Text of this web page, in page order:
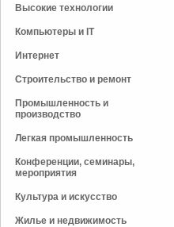
Высокие технологии
Компьютеры и IT
Интернет
Строительство и ремонт
Промышленность и
производство
Легкая промышленность
Конференции, семинары,
мероприятия
Культура и искусство
Жилье и недвижимость